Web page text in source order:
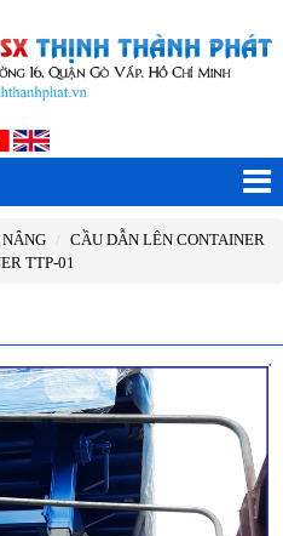
CẦU DẪN LÊN CONTAINER
TTP-01